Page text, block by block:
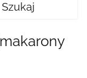
Szukaj